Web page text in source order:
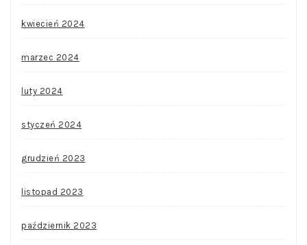
kwiecień 2024
marzec 2024
luty 2024
styczeń 2024
grudzień 2023
listopad 2023
październik 2023